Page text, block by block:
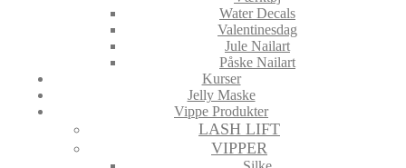
Water Decals
Valentinesdag
Jule Nailart
Påske Nailart
Kurser
Jelly Maske
Vippe Produkter
LASH LIFT
VIPPER